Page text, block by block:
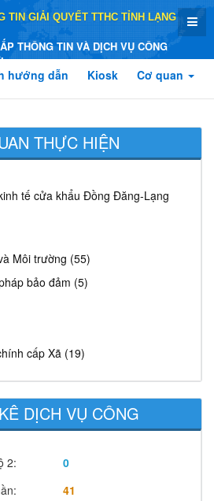
TIN GIẢI QUYẾT TTHC TỈNH LẠNG
THÔNG TIN VÀ DỊCH VỤ CÔNG
hướng dẫn Kiosk Cơ quan
THỰC HIỆN
tế cửa khẩu Đồng Đăng-Lạng
Môi trường (55)
bảo đảm (5)
cấp Xã (19)
DỊCH VỤ CÔNG
2:
0
41